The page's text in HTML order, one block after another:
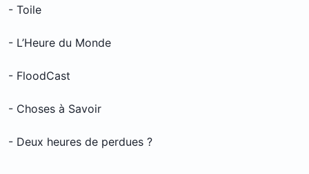
- Toile
- L’Heure du Monde
- FloodCast
- Choses à Savoir
- Deux heures de perdues ?